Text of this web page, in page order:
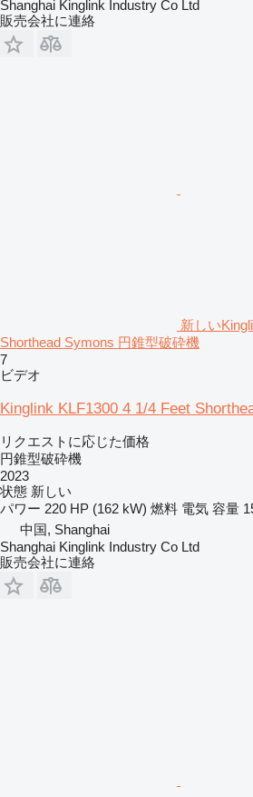
Shanghai Kinglink Industry Co Ltd
販売会社に連絡
新しい
Shorthead Symons 円錐型破砕機
7
ビデオ
Kinglink KLF1300 4 1/4 Feet
リクエストに応じた価格
円錐型破砕機
2023
状態 新しい
パワー 220 HP (162 kW) 燃料 電気 容量
中国, Shanghai
Shanghai Kinglink Industry Co Ltd
販売会社に連絡